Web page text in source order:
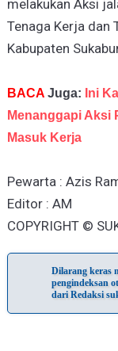
melakukan Aksi
Tenaga Kerja dan
Kabupaten
BACAJuga: Ini
Menanggapi Aksi
Masuk Kerja
Pewarta : Azis
Editor : AM
COPYRIGHT ©
Dilarang keras
pengindeksan
dari Redaksi